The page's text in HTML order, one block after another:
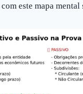
este mapa mental